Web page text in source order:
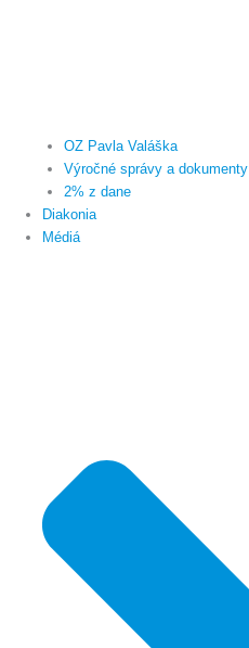
OZ Pavla Valáška
Výročné správy a dokumenty
2% z dane
Diakonia
Médiá